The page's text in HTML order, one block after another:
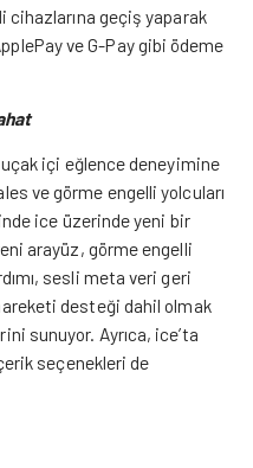
cihazlarına geçiş yaparak
ve G-Pay gibi ödeme
içi eğlence deneyimine
ve görme engelli yolcuları
ice üzerinde yeni bir
arayüz, görme engelli
sesli meta veri geri
desteği dahil olmak
sunuyor. Ayrıca, ice’ta
seçenekleri de